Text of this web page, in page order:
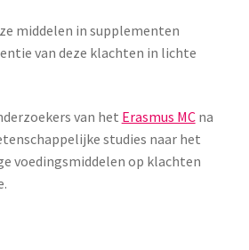
middelen in supplementen
van deze klachten in lichte
van het Erasmus MCna
studies naar het
voedingsmiddelen op klachten